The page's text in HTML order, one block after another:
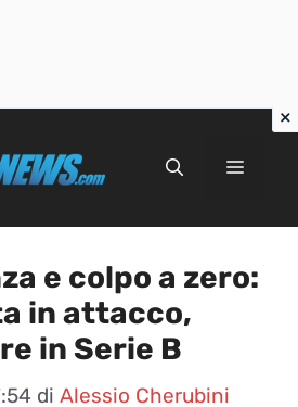
Menu
e colpo a zero:
in attacco,
in Serie B
di Alessio Cherubini